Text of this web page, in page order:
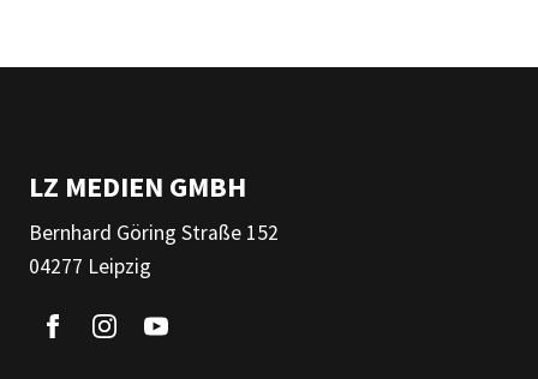
LZ MEDIEN GMBH
Bernhard Göring Straße 152
04277 Leipzig